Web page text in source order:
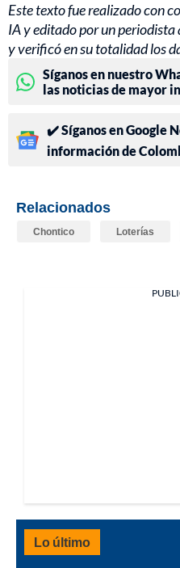
Este texto fue realizado con
IA y editado por un
y verificó en su totalidad los
Síganos en nuestro
las noticias de mayor
✔️ Síganos en Google
información de
Relacionados
Chontico Loterías
Lo último